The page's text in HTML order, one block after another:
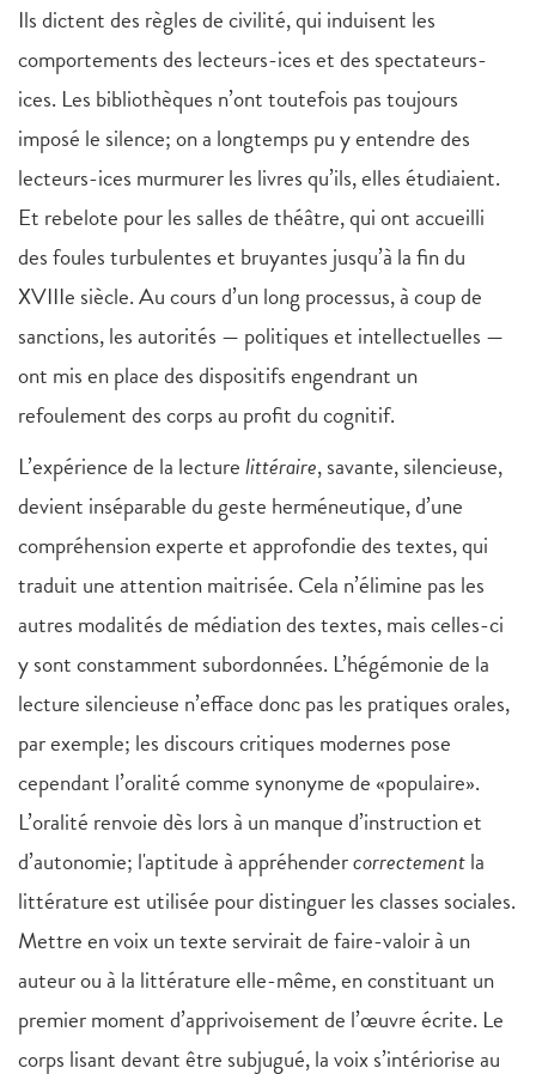
Ils dictent des règles de civilité, qui induisent les
comportements des lecteurs-ices et des spectateurs-
ices. Les bibliothèques n’ont toutefois pas toujours
imposé le silence; on a longtemps pu y entendre des
lecteurs-ices murmurer les livres qu’ils, elles étudiaient.
Et rebelote pour les salles de théâtre, qui ont accueilli
des foules turbulentes et bruyantes jusqu’à la fin du
XVIIIe siècle. Au cours d’un long processus, à coup de
sanctions, les autorités — politiques et intellectuelles —
ont mis en place des dispositifs engendrant un
refoulement des corps au profit du cognitif.
L’expérience de la lecturelittéraire, savante, silencieuse,
devient inséparable du geste herméneutique, d’une
compréhension experte et approfondie des textes, qui
traduit une attention maitrisée. Cela n’élimine pas les
autres modalités de médiation des textes, mais celles-ci
y sont constamment subordonnées. L’hégémonie de la
lecture silencieuse n’efface donc pas les pratiques orales,
par exemple; les discours critiques modernes pose
cependant l’oralité comme synonyme de «populaire».
L’oralité renvoie dès lors à un manque d’instruction et
d’autonomie; l'aptitude à appréhendercorrectementla
littérature est utilisée pour distinguer les classes sociales.
Mettre en voix un texte servirait de faire-valoir à un
auteur ou à la littérature elle-même, en constituant un
premier moment d’apprivoisement de l’œuvre écrite. Le
corps lisant devant être subjugué, la voix s’intériorise au